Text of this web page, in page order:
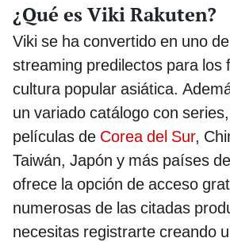
¿Qué es Viki Rakuten?
Viki se ha convertido en uno
streaming predilectos para los
cultura popular asiática.
un variado catálogo con
películas de Corea del Sur,
Taiwán, Japón y más países
ofrece la opción de acceso
numerosas de las citadas
necesitas registrarte creando